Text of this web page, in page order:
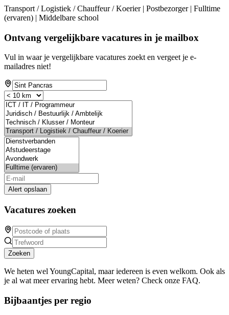
Transport / Logistiek / Chauffeur / Koerier | Postbezorger | Fulltime
(ervaren) | Middelbare school
Ontvang vergelijkbare vacatures in je mailbox
Vul in waar je vergelijkbare vacatures zoekt en vergeet je e-
mailadres niet!
Alert opslaan
Vacatures zoeken
Zoeken
We heten wel YoungCapital, maar iedereen is even welkom. Ook als
je al wat meer ervaring hebt. Meer weten? Check onze FAQ.
Bijbaantjes per regio